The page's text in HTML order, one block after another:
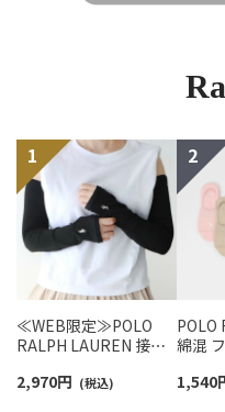
≪WEB限定≫POLO
RALPH LAUREN 接触
ームカバー ＆ レッグウ
2,970円 (税込)
POLO
綿混
カバー
1,540